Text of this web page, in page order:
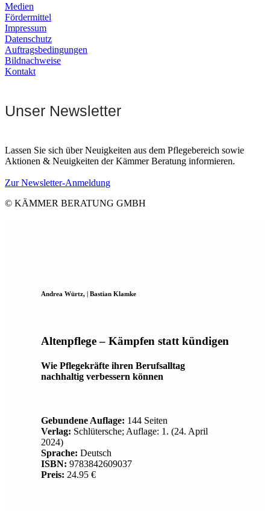
Medien
Fördermittel
Impressum
Datenschutz
Auftragsbedingungen
Bildnachweise
Kontakt
Unser Newsletter
Lassen Sie sich über Neuigkeiten aus dem Pflegebereich sowie
Aktionen & Neuigkeiten der Kämmer Beratung informieren.
Zur Newsletter-Anmeldung
© KÄMMER BERATUNG GMBH
Andrea Würtz, | Bastian Klamke
Altenpflege – Kämpfen statt kündigen
Wie Pflegekräfte ihren Berufsalltag
nachhaltig verbessern können
Gebundene Auflage: 144 Seiten
Verlag: Schlütersche; Auflage: 1. (24. April
2024)
Sprache: Deutsch
ISBN: 9783842609037
Preis: 24.95 €